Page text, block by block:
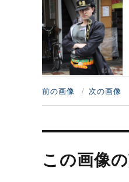
前の画像 次の画像
投
ナ
ビ
この画像